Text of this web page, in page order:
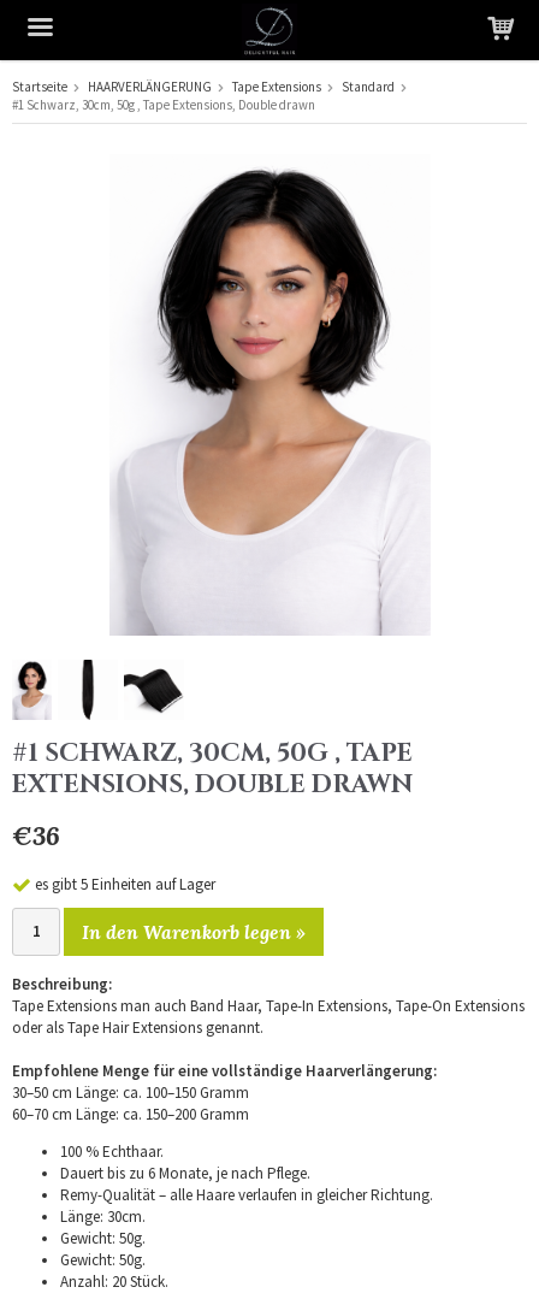
Das Produkt wurde in Ihren Warenkorb gelegt
Startseite HAARVERLÄNGERUNG Tape Extensions
Standard
#1 Schwarz, 30cm, 50g , Tape Extensions, Double drawn
#1 SCHWARZ, 30CM, 50G , TAPE
EXTENSIONS, DOUBLE DRAWN
€36
es gibt 5 Einheiten auf Lager
In den Warenkorb legen »
Beschreibung:
Tape Extensions man auch Band Haar, Tape-In Extensions, Tape-On Extensions
oder als Tape Hair Extensions genannt.
Empfohlene Menge für eine vollständige Haarverlängerung:
30–50 cm Länge: ca. 100–150 Gramm
60–70 cm Länge: ca. 150–200 Gramm
100 % Echthaar.
Dauert bis zu 6 Monate, je nach Pflege.
Remy-Qualität – alle Haare verlaufen in gleicher Richtung.
Länge: 30cm.
Gewicht: 50g.
Gewicht: 50g.
Anzahl: 20 Stück.